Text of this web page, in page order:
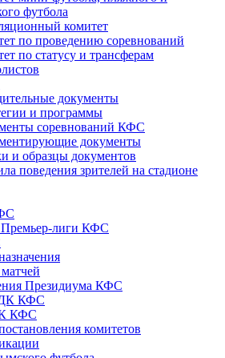
футбола
комитет
по проведению соревнований
по статусу и трансферам
документы
и программы
соревнований КФС
документы
и образцы документов
поведения зрителей на стадионе
лиги КФС
Президиума КФС
КФС
КФС
комитетов